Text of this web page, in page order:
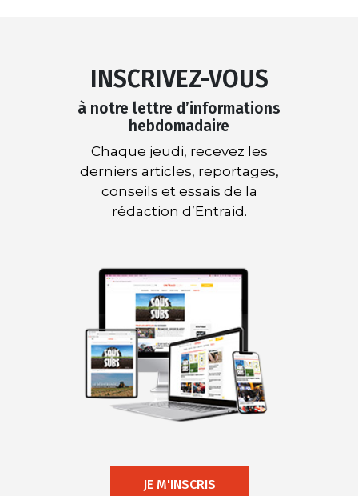
INSCRIVEZ-VOUS
à notre lettre d’informations
hebdomadaire
Chaque jeudi, recevez les
derniers articles, reportages,
conseils et essais de la
rédaction d’Entraid.
JE M'INSCRIS